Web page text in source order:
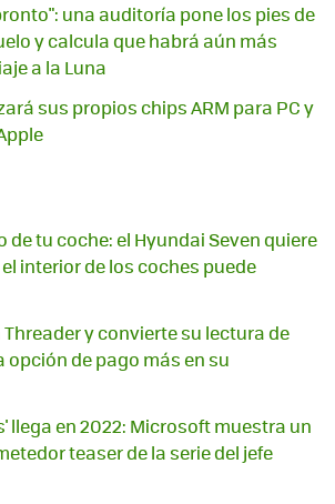
una auditoría pone los pies de
y calcula que habrá aún más
a la Luna
sus propios chips ARM para PC y
de tu coche: el Hyundai Seven quiere
interior de los coches puede
y convierte su lectura de
opción de pago más en su
llega en 2022: Microsoft muestra un
teaser de la serie del jefe